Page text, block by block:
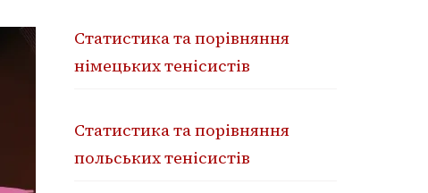
Статистика та порівняння
німецьких тенісистів
Статистика та порівняння
польських тенісистів